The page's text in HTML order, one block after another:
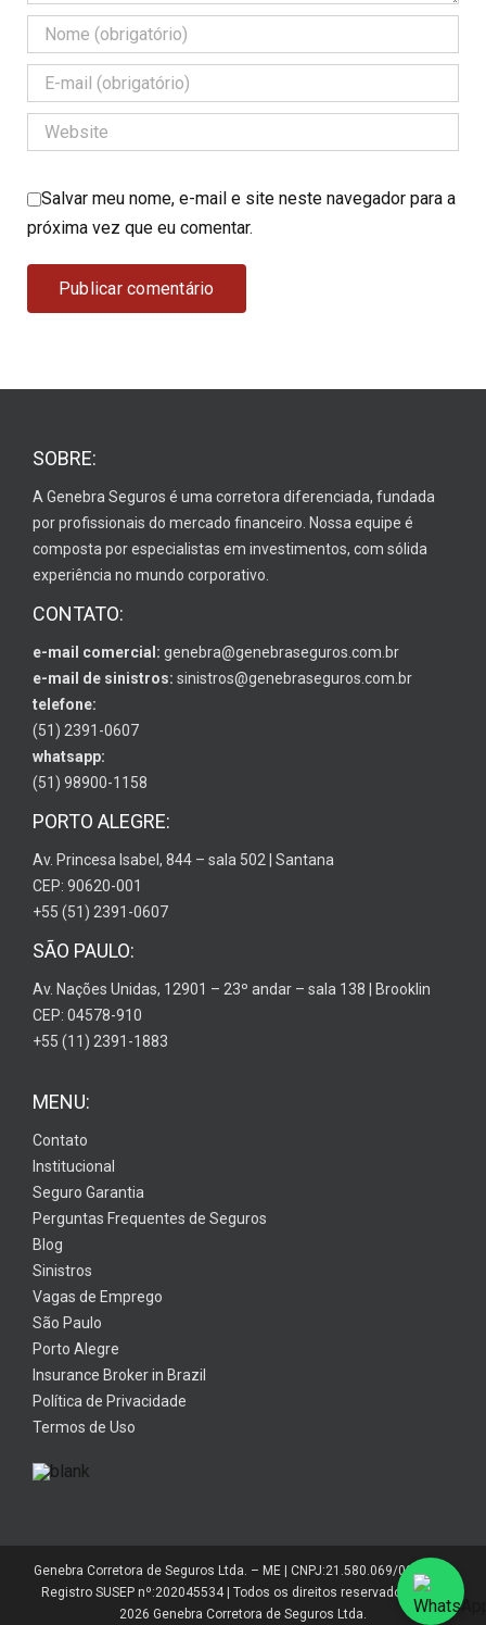
Salvar meu nome, e-mail e site neste navegador para a
próxima vez que eu comentar.
SOBRE:
A Genebra Seguros é uma corretora diferenciada, fundada
por profissionais do mercado financeiro. Nossa equipe é
composta por especialistas em investimentos, com sólida
experiência no mundo corporativo.
CONTATO:
e-mail comercial: genebra@genebraseguros.com.br
e-mail de sinistros: sinistros@genebraseguros.com.br
telefone:
(51) 2391-0607
whatsapp:
(51) 98900-1158
PORTO ALEGRE:
Av. Princesa Isabel, 844 – sala 502 | Santana
CEP: 90620-001
+55 (51) 2391-0607
SÃO PAULO:
Av. Nações Unidas, 12901 – 23º andar – sala 138 | Brooklin
CEP: 04578-910
+55 (11) 2391-1883
MENU:
Contato
Institucional
Seguro Garantia
Perguntas Frequentes de Seguros
Blog
Sinistros
Vagas de Emprego
São Paulo
Porto Alegre
Insurance Broker in Brazil
Política de Privacidade
Termos de Uso
Genebra Corretora de Seguros Ltda. – ME | CNPJ:21.580.069/0001-01 |
Registro SUSEP nº:202045534 | Todos os direitos reservados 2014-
2026 Genebra Corretora de Seguros Ltda.